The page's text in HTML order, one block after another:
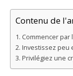
Contenu de
Commencer par
Investissez peu
Privilégiez une